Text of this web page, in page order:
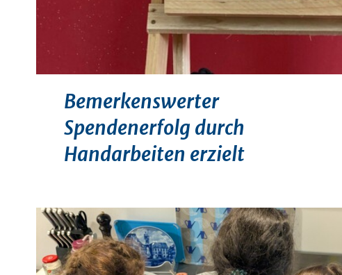
Bemerkenswerter
Spendenerfolg durch
Handarbeiten erzielt